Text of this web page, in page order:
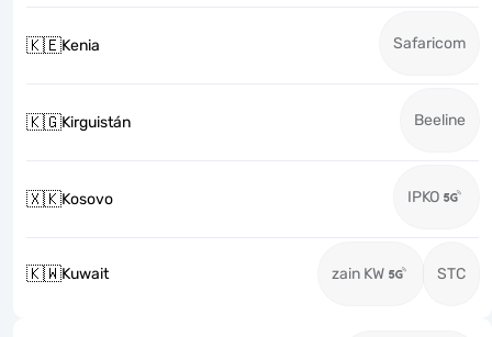
🇰🇪Kenia Safaricom
🇰🇬Kirguistán Beeline
🇽🇰Kosovo IPKO
🇰🇼Kuwait zain KW STC